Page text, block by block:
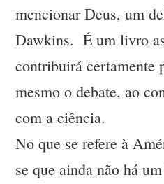
mencionar Deus, um
Dawkins. É um livro
contribuirá certamente
mesmo o debate, ao
com a ciência.
No que se refere à
se que ainda não há